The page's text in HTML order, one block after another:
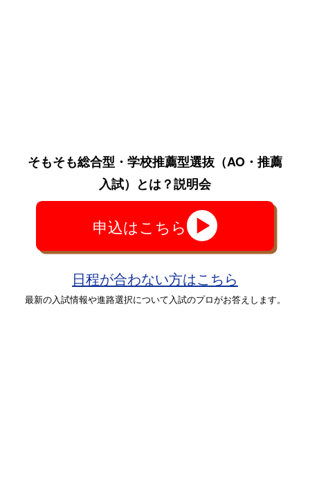
そもそも総合型・学校推薦型選抜 （AO・推薦
入試） とは？説明会
申込はこちら
日程が合わない方はこちら
最新の入試情報や進路選択について入試のプロがお答えします。